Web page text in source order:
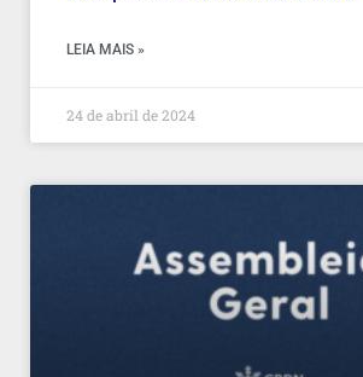
LEIA MAIS »
24 de abril de 2024